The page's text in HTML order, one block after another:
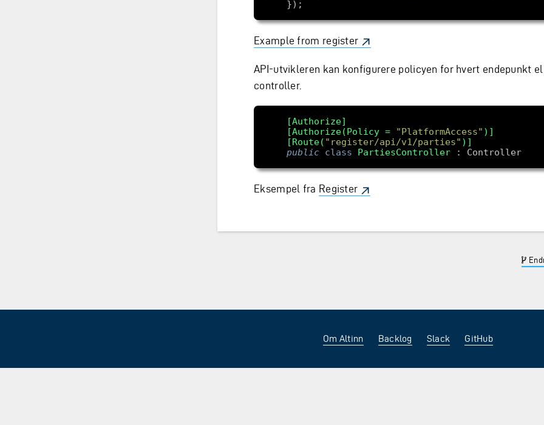
Example from register
API-utvikleren kan konfigurere policyen for hvert endepunkt
controller.
    [Authorize]
    [Authorize(Policy =
"PlatformAccess" )]
    [Route(
"register/api/v1/parties" )]
public class PartiesController : Controller
Eksempel fra Register
Om Altinn Backlog Slack GitHub